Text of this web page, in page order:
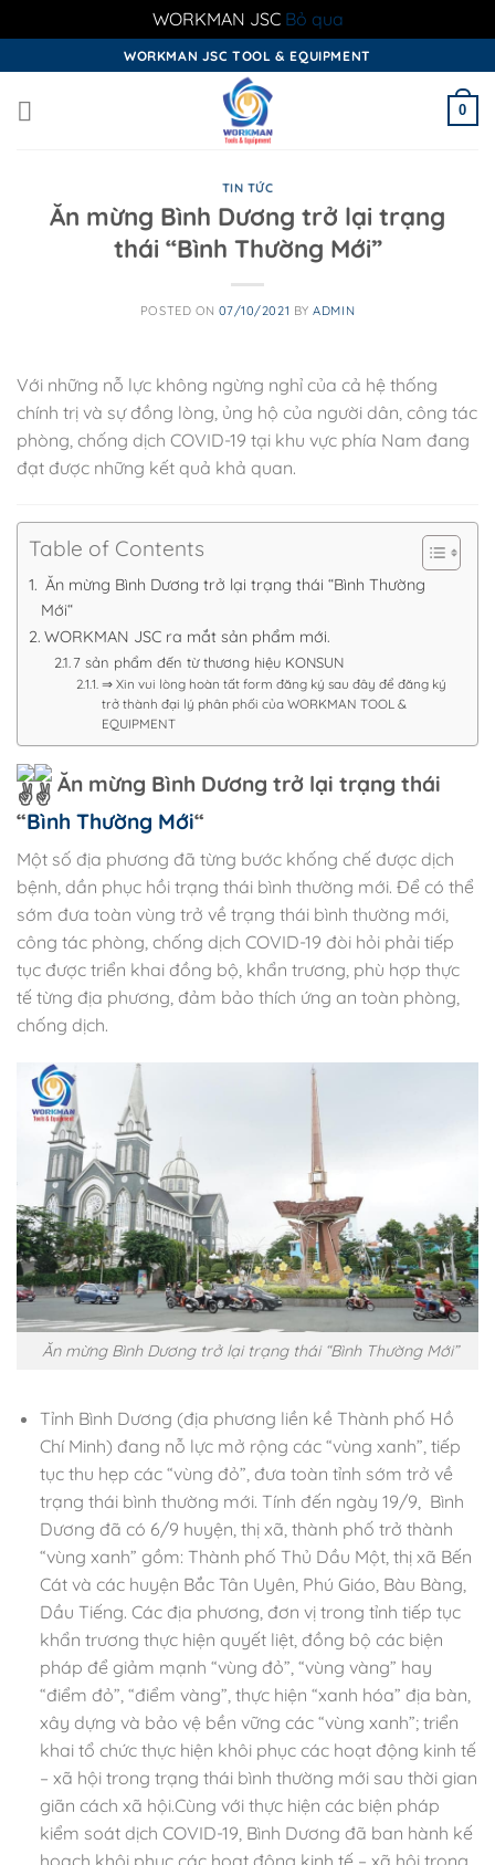
WORKMAN JSC Bỏ qua
to
content
WORKMAN JSC TOOL & EQUIPMENT
0
TIN TỨC
Ăn mừng Bình Dương trở lại trạng
thái “Bình Thường Mới”
POSTED ON07/10/2021 BYADMIN
Với những nỗ lực không ngừng nghỉ của cả hệ thống
chính trị và sự đồng lòng, ủng hộ của người dân, công tác
phòng, chống dịch COVID-19 tại khu vực phía Nam đang
đạt được những kết quả khả quan.
Table of Contents
Ăn mừng Bình Dương trở lại trạng thái “Bình Thường
Mới“
WORKMAN JSC ra mắt sản phẩm mới.
7 sản phẩm đến từ thương hiệu KONSUN
⇒ Xin vui lòng hoàn tất form đăng ký sau đây để đăng ký
trở thành đại lý phân phối của WORKMAN TOOL &
EQUIPMENT
Ăn mừng Bình Dương trở lại trạng thái
“Bình Thường Mới“
Một số địa phương đã từng bước khống chế được dịch
bệnh, dần phục hồi trạng thái bình thường mới. Để có thể
sớm đưa toàn vùng trở về trạng thái bình thường mới,
công tác phòng, chống dịch COVID-19 đòi hỏi phải tiếp
tục được triển khai đồng bộ, khẩn trương, phù hợp thực
tế từng địa phương, đảm bảo thích ứng an toàn phòng,
chống dịch.
Ăn mừng Bình Dương trở lại trạng thái “Bình Thường Mới”
Tỉnh Bình Dương (địa phương liền kề Thành phố Hồ
Chí Minh) đang nỗ lực mở rộng các “vùng xanh”, tiếp
tục thu hẹp các “vùng đỏ”, đưa toàn tỉnh sớm trở về
trạng thái bình thường mới. Tính đến ngày 19/9, Bình
Dương đã có 6/9 huyện, thị xã, thành phố trở thành
“vùng xanh” gồm: Thành phố Thủ Dầu Một, thị xã Bến
Cát và các huyện Bắc Tân Uyên, Phú Giáo, Bàu Bàng,
Dầu Tiếng. Các địa phương, đơn vị trong tỉnh tiếp tục
khẩn trương thực hiện quyết liệt, đồng bộ các biện
pháp để giảm mạnh “vùng đỏ”, “vùng vàng” hay
“điểm đỏ”, “điểm vàng”, thực hiện “xanh hóa” địa bàn,
xây dựng và bảo vệ bền vững các “vùng xanh”; triển
khai tổ chức thực hiện khôi phục các hoạt động kinh tế
– xã hội trong trạng thái bình thường mới sau thời gian
giãn cách xã hội.Cùng với thực hiện các biện pháp
kiểm soát dịch COVID-19, Bình Dương đã ban hành kế